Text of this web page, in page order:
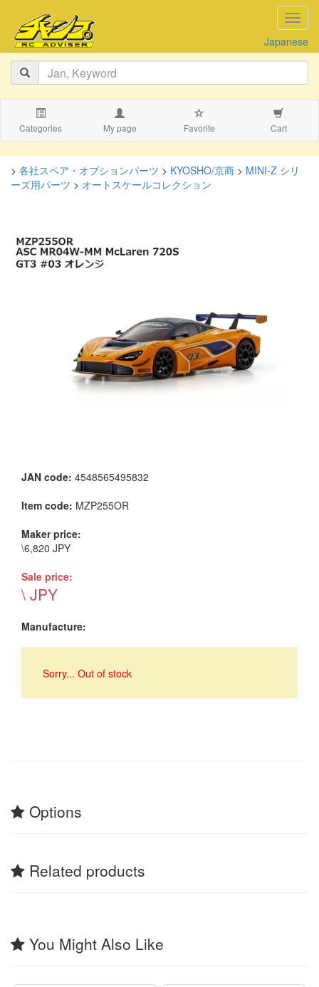
Japanese
Categories My page Favorite Cart
> 各社スペア・オプションパーツ > KYOSHO/京商 > MINI-Z シリ
ーズ用パーツ > オートスケールコレクション
JAN code: 4548565495832
Item code: MZP255OR
Maker price:
\6,820 JPY
Sale price:
\ JPY
Manufacture:
Sorry... Out of stock
Options
Related products
You Might Also Like